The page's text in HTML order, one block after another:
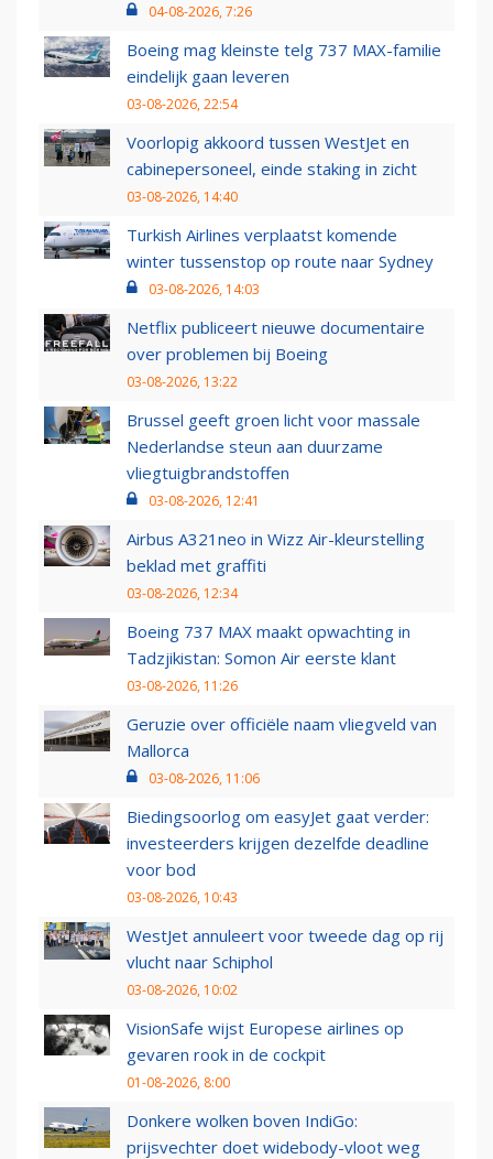
04-08-2026, 7:26
Boeing mag kleinste telg 737 MAX-familie
eindelijk gaan leveren
03-08-2026, 22:54
Voorlopig akkoord tussen WestJet en
cabinepersoneel, einde staking in zicht
03-08-2026, 14:40
Turkish Airlines verplaatst komende
winter tussenstop op route naar Sydney
03-08-2026, 14:03
Netflix publiceert nieuwe documentaire
over problemen bij Boeing
03-08-2026, 13:22
Brussel geeft groen licht voor massale
Nederlandse steun aan duurzame
vliegtuigbrandstoffen
03-08-2026, 12:41
Airbus A321neo in Wizz Air-kleurstelling
beklad met graffiti
03-08-2026, 12:34
Boeing 737 MAX maakt opwachting in
Tadzjikistan: Somon Air eerste klant
03-08-2026, 11:26
Geruzie over officiële naam vliegveld van
Mallorca
03-08-2026, 11:06
Biedingsoorlog om easyJet gaat verder:
investeerders krijgen dezelfde deadline
voor bod
03-08-2026, 10:43
WestJet annuleert voor tweede dag op rij
vlucht naar Schiphol
03-08-2026, 10:02
VisionSafe wijst Europese airlines op
gevaren rook in de cockpit
01-08-2026, 8:00
Donkere wolken boven IndiGo:
prijsvechter doet widebody-vloot weg